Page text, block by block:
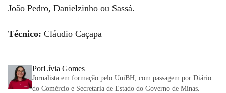
João Pedro, Danielzinho ou Sassá.
Técnico: Cláudio Caçapa
PorLívia Gomes
Jornalista em formação pelo UniBH, com passagem por Diário
do Comércio e Secretaria de Estado do Governo de Minas.